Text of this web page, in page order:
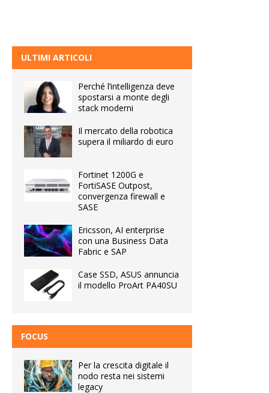
ULTIMI ARTICOLI
Perché l’intelligenza deve
spostarsi a monte degli
stack moderni
Il mercato della robotica
supera il miliardo di euro
Fortinet 1200G e
FortiSASE Outpost,
convergenza firewall e
SASE
Ericsson, AI enterprise
con una Business Data
Fabric e SAP
Case SSD, ASUS annuncia
il modello ProArt PA40SU
FOCUS
Per la crescita digitale il
nodo resta nei sistemi
legacy